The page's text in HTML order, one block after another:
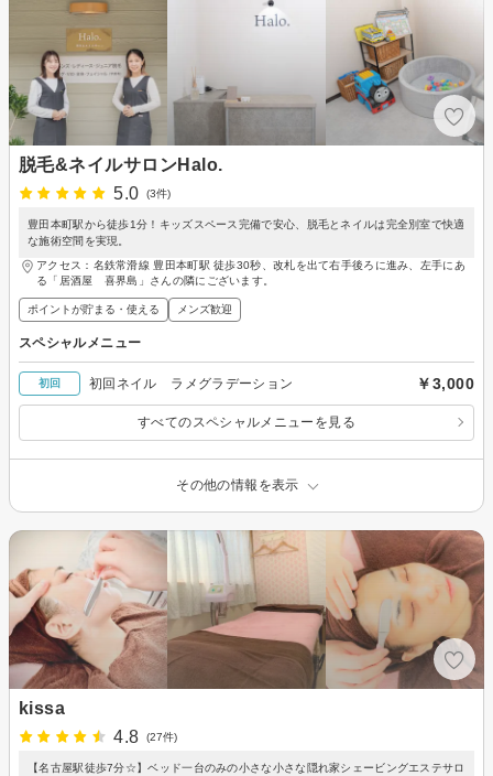
脱毛&ネイルサロンHalo.
5.0
(3件)
豊田本町駅から徒歩1分！キッズスペース完備で安心、脱毛とネイルは完全別室で快適
な施術空間を実現。
アクセス：名鉄常滑線 豊田本町駅 徒歩30秒、改札を出て右手後ろに進み、左手にあ
る「居酒屋 喜界島」さんの隣にございます。
ポイントが貯まる・使える メンズ歓迎
スペシャルメニュー
初回 初回ネイル ラメグラデーション ￥3,000
すべてのスペシャルメニューを見る
その他の情報を表示
kissa
4.8
(27件)
【名古屋駅徒歩7分☆】ベッド一台のみの小さな小さな隠れ家シェービングエステサロ